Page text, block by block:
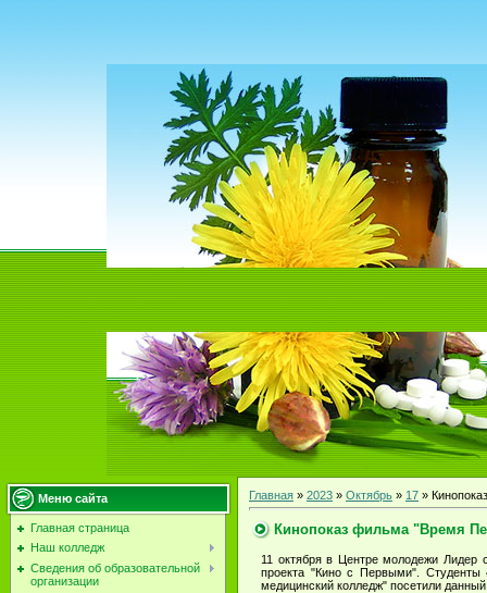
Меню сайта
Главная страница
Наш колледж
Сведения об образовательной
организации
Главная » 2023 » Октябрь » 17 »
Кинопоказ фильма "Время
11 октября в Центре молодежи
проекта "Кино с Первыми".
медицинский колледж" посетили данный